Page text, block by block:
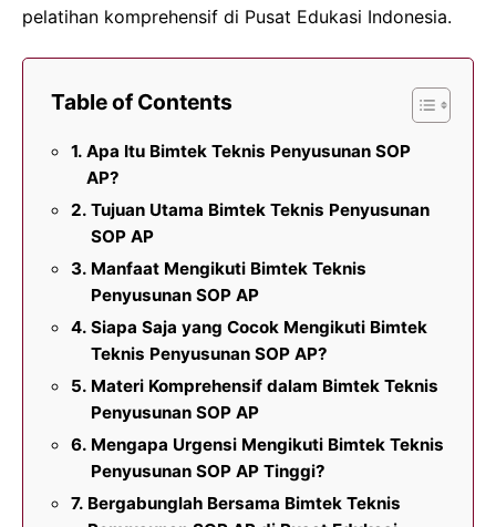
pelatihan komprehensif di Pusat Edukasi Indonesia.
Table of Contents
Apa Itu Bimtek Teknis Penyusunan SOP
AP?
Tujuan Utama Bimtek Teknis Penyusunan
SOP AP
Manfaat Mengikuti Bimtek Teknis
Penyusunan SOP AP
Siapa Saja yang Cocok Mengikuti Bimtek
Teknis Penyusunan SOP AP?
Materi Komprehensif dalam Bimtek Teknis
Penyusunan SOP AP
Mengapa Urgensi Mengikuti Bimtek Teknis
Penyusunan SOP AP Tinggi?
Bergabunglah Bersama Bimtek Teknis